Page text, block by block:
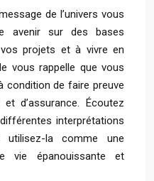
de l’univers vous
avenir sur des bases
projets et à vivre en
vous rappelle que vous
condition de faire preuve
et d’assurance. Écoutez
interprétations
la comme une
vie épanouissante et